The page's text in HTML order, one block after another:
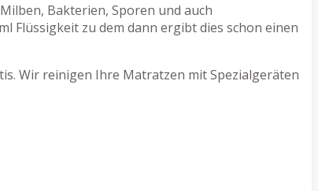
Bakterien, Sporen und auch
Flüssigkeit zu dem dann ergibt dies schon einen
Wir reinigen Ihre Matratzen mit Spezialgeräten